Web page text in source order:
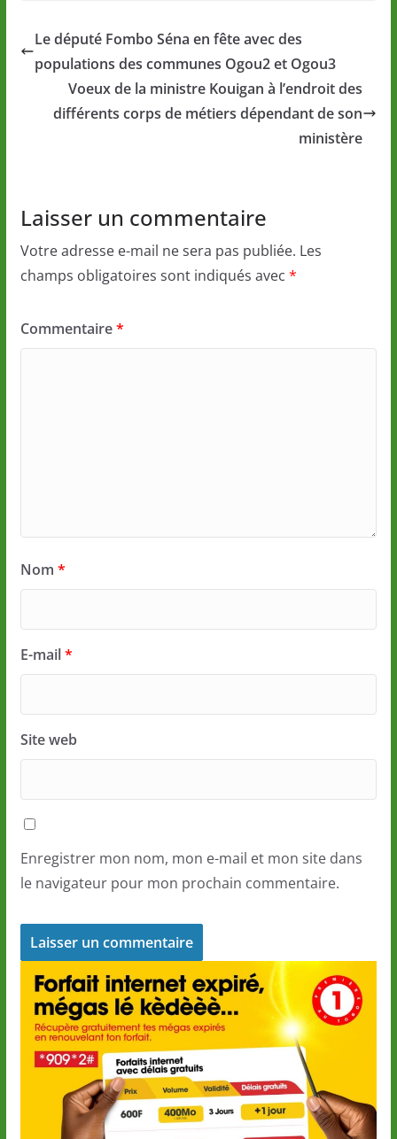
Le député Fombo Séna en fête avec des
populations des communes Ogou2 et Ogou3
Voeux de la ministre Kouigan à l’endroit des
différents corps de métiers dépendant de son
ministère
Laisser un commentaire
Votre adresse e-mail ne sera pas publiée. Les
champs obligatoires sont indiqués avec *
Commentaire*
Nom *
E-mail*
Site web
Enregistrer mon nom, mon e-mail et mon site dans
le navigateur pour mon prochain commentaire.